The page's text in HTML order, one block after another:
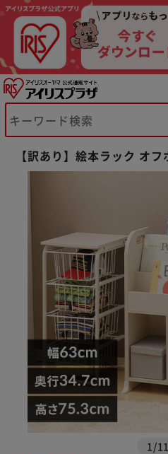
【訳あり】絵本ラック オ
1 /11
※ご確認ください